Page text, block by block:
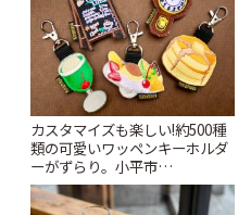
カスタマイズも楽しい!約500種
類の可愛いワッペンキーホルダ
ーがずらり。小平市
「Kimamaya T&K」 | ことりっ
ぷ